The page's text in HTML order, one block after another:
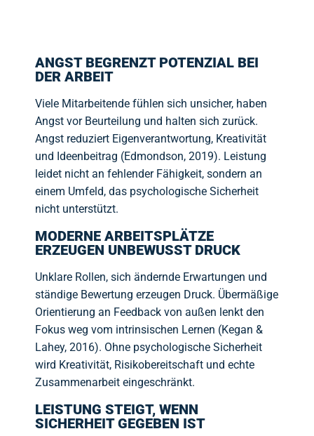
ANGST BEGRENZT POTENZIAL BEI
DER ARBEIT
Viele Mitarbeitende fühlen sich unsicher, haben
Angst vor Beurteilung und halten sich zurück.
Angst reduziert Eigenverantwortung, Kreativität
und Ideenbeitrag (Edmondson, 2019). Leistung
leidet nicht an fehlender Fähigkeit, sondern an
einem Umfeld, das psychologische Sicherheit
nicht unterstützt.
MODERNE ARBEITSPLÄTZE
ERZEUGEN UNBEWUSST DRUCK
Unklare Rollen, sich ändernde Erwartungen und
ständige Bewertung erzeugen Druck. Übermäßige
Orientierung an Feedback von außen lenkt den
Fokus weg vom intrinsischen Lernen (Kegan &
Lahey, 2016). Ohne psychologische Sicherheit
wird Kreativität, Risikobereitschaft und echte
Zusammenarbeit eingeschränkt.
LEISTUNG STEIGT, WENN
SICHERHEIT GEGEBEN IST